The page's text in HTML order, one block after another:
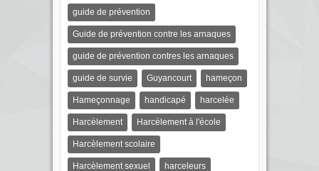
guide de prévention
Guide de prévention contre les arnaques
guide de prévention contres les arnaques
guide de survie Guyancourt hameçon
Hameçonnage handicapé harcelée
Harcèlement Harcèlement à l'école
Harcèlement scolaire
Harcèlement sexuel harceleurs